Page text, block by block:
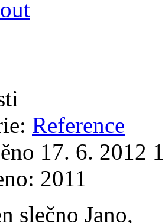
Reference
17. 6. 2012
2011
slečno Jano,